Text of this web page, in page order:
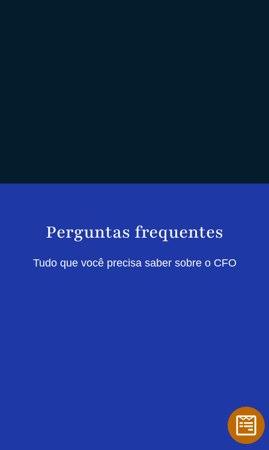
Perguntas frequentes
Tudo que você precisa saber sobre o CFO